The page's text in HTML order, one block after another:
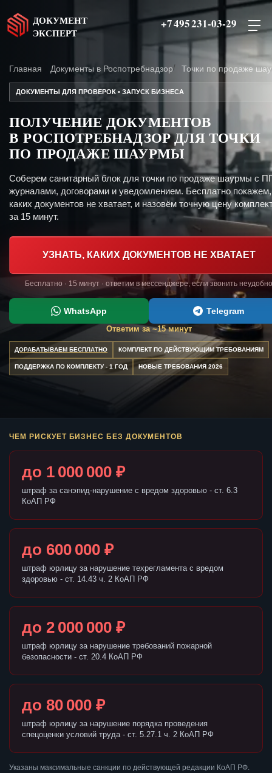
ДОКУМЕНТ
ЭКСПЕРТ
+7 495 231-03-29
Главная Документы в Роспотребнадзор Точки по продаже
ДОКУМЕНТЫ ДЛЯ ПРОВЕРОК • ЗАПУСК БИЗНЕСА
ПОЛУЧЕНИЕ ДОКУМЕНТОВ
В РОСПОТРЕБНАДЗОР ДЛЯ ТОЧКИ
ПО ПРОДАЖЕ ШАУРМЫ
Соберем санитарный блок для точки по продаже шаурмы с
журналами, договорами и уведомлением. Бесплатно покажем,
каких документов не хватает, и назовём точную цену
за 15 минут.
УЗНАТЬ, КАКИХ ДОКУМЕНТОВ НЕ ХВАТАЕТ
Бесплатно · 15 минут · ответим в мессенджере, если звонить неудобно
WhatsApp Telegram
Ответим за ~15 минут
ДОРАБАТЫВАЕМ БЕСПЛАТНО КОМПЛЕКТ ПО ДЕЙСТВУЮЩИМ ТРЕБОВАНИЯМ
ПОДДЕРЖКА ПО КОМПЛЕКТУ - 1 ГОД НОВЫЕ ТРЕБОВАНИЯ 2026
ЧЕМ РИСКУЕТ БИЗНЕС БЕЗ ДОКУМЕНТОВ
до 1 000 000 ₽
штраф за санэпид-нарушение с вредом здоровью - ст. 6.3
КоАП РФ
до 600 000 ₽
штраф юрлицу за нарушение техрегламента с вредом
здоровью - ст. 14.43 ч. 2 КоАП РФ
до 2 000 000 ₽
штраф юрлицу за нарушение требований пожарной
безопасности - ст. 20.4 КоАП РФ
до 80 000 ₽
штраф юрлицу за нарушение порядка проведения
спецоценки условий труда - ст. 5.27.1 ч. 2 КоАП РФ
Указаны максимальные санкции по действующей редакции КоАП РФ.